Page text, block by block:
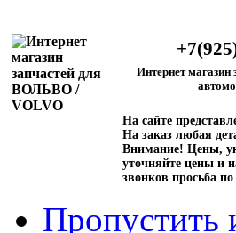
Интернет магазин
На сайте
На заказ любая
Внимание! Цены,
уточняйте цены и
звонков просьба
Пропустить